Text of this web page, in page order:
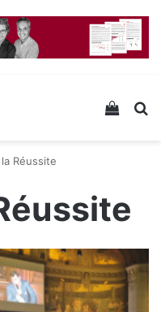
Voir
Réussite